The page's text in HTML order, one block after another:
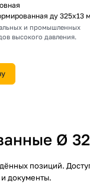
ду 325х13
и промышленных
высокого давления.
Ø
позиций.
документы.